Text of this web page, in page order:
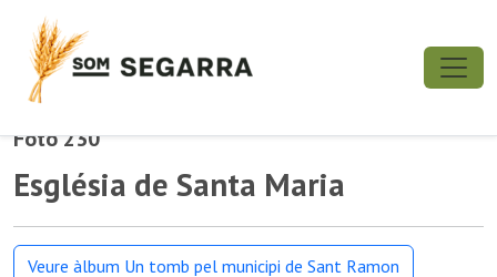
Foto 230
Església de Santa Maria
Veure àlbum Un tomb pel municipi de Sant Ramon